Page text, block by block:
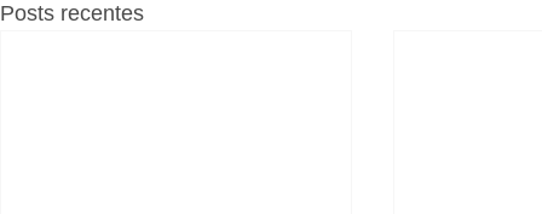
Posts recentes